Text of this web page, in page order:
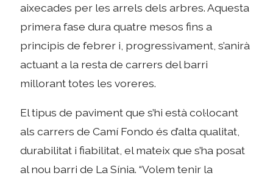
aixecades per les arrels dels arbres. Aquesta
primera fase dura quatre mesos fins a
principis de febrer i, progressivament, s’anirà
actuant a la resta de carrers del barri
millorant totes les voreres.
El tipus de paviment que s’hi està col·locant
als carrers de Camí Fondo és d’alta qualitat,
durabilitat i fiabilitat, el mateix que s’ha posat
al nou barri de La Sínia. “Volem tenir la